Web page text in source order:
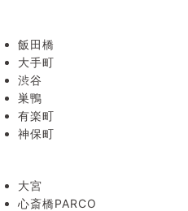
飯田橋
大手町
渋谷
巣鴨
有楽町
神保町
大宮
心斎橋PARCO